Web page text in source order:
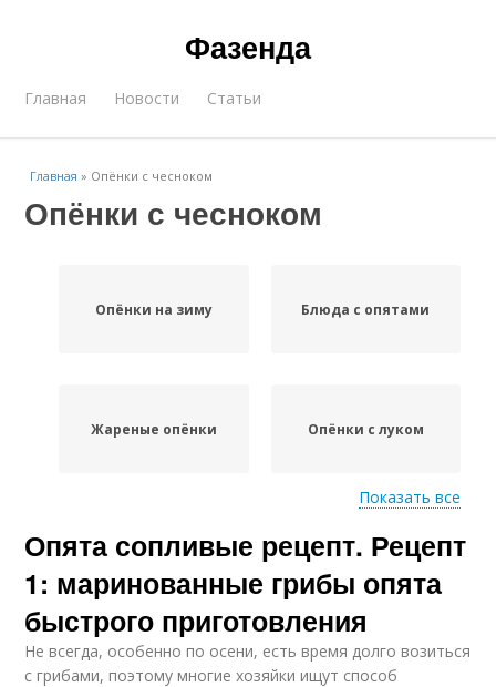
Фазенда
Главная Новости Статьи
Главная » Опёнки с чесноком
Опёнки с чесноком
Опёнки на зиму Блюда с опятами
Жареные опёнки Опёнки с луком
Опёнки в горшочках Солянка с опятами
Картошка с опятами Рис с опятами
Показать все
Опята сопливые рецепт. Рецепт
1: маринованные грибы опята
быстрого приготовления
Не всегда, особенно по осени, есть время долго возиться
с грибами, поэтому многие хозяйки ищут способ